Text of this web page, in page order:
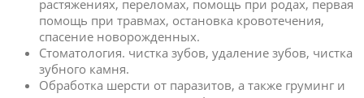
растяжениях, переломах, помощь при родах, первая
помощь при травмах, остановка кровотечения,
спасение новорожденных.
Стоматология. чистка зубов, удаление зубов, чистка
зубного камня.
Обработка шерсти от паразитов, а также груминг и